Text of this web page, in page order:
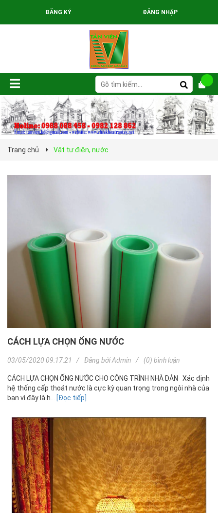
ĐĂNG KÝ ĐĂNG NHẬP
Trang chủ Vật tư điện, nước
CÁCH LỰA CHỌN ỐNG NƯỚC
03/05/2020 09:17:21 Đăng bởiAdmin (0) bình luận
CÁCH LỰA CHỌN ỐNG NƯỚC CHO CÔNG TRÌNH NHÀ DÂN Xác định
hệ thống cấp thoát nước là cực kỳ quan trọng trong ngôi nhà của
bạn vì đây là h...
[Đọc tiếp]